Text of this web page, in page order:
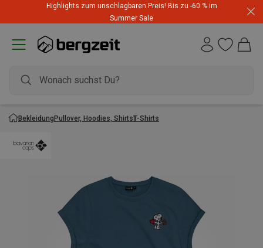
Highlights zum unschlagbaren Preis! Bis zu -60 % im
Summer Sale
BekleidungPullover, Hoodies, ShirtsT-Shirts